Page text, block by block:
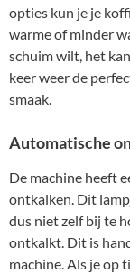
opties kun je je
warme of minder
schuim wilt, het
keer weer de
smaak.
Automatische
De machine heeft
ontkalken. Dit
dus niet zelf bij te
ontkalkt. Dit is
machine. Als je op